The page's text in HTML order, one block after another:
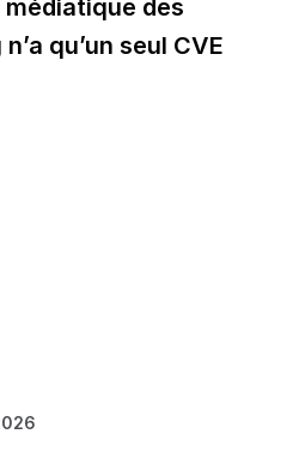
des
qu’un seul CVE